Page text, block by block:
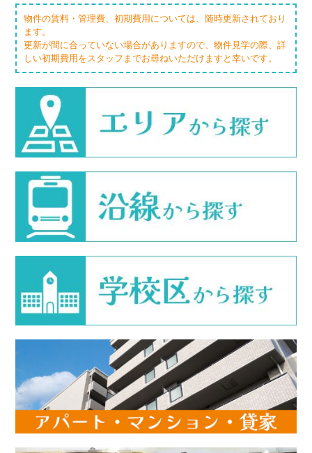
物件の賃料・管理費、初期費用については、随時更新されており
ます。
更新が間に合っていない場合がありますので、物件見学の際、詳
しい初期費用をスタッフまでお尋ねいただけますと幸いです。